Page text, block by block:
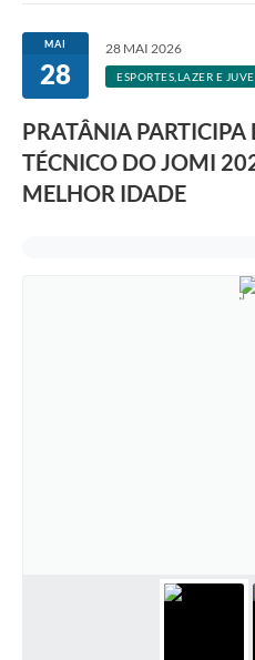
MAI
28
28 MAI 2026
ESPORTES,LAZER E
PRATÂNIA PARTICIPA
TÉCNICO DO JOMI
MELHOR IDADE